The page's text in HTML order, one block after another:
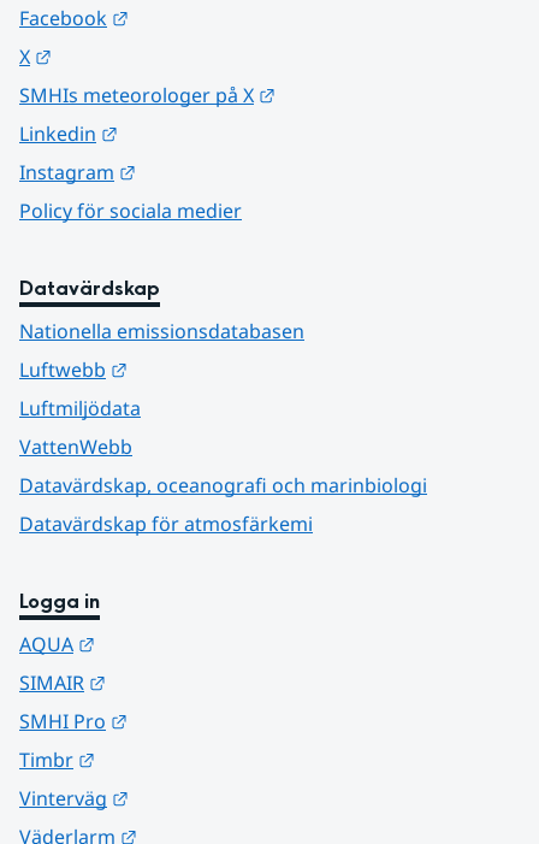
Facebook
X
SMHIs meteorologer på X
Linkedin
Instagram
Policy för sociala medier
Datavärdskap
Nationella emissionsdatabasen
Luftwebb
Luftmiljödata
VattenWebb
Datavärdskap, oceanografi och marinbiologi
Datavärdskap för atmosfärkemi
Logga in
AQUA
SIMAIR
SMHI Pro
Timbr
Vinterväg
Väderlarm